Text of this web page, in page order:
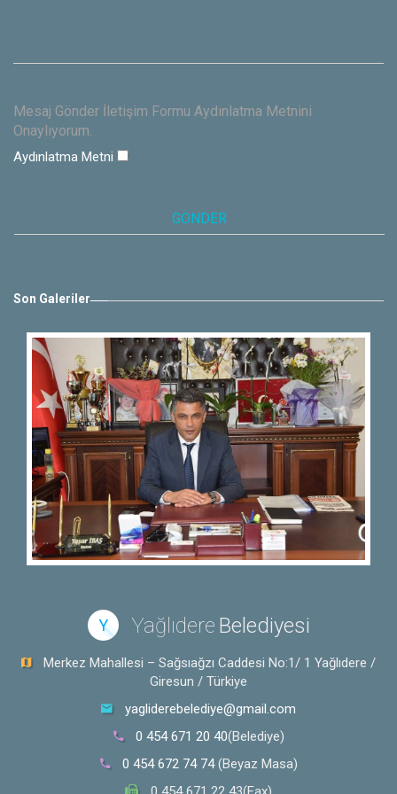
Mesaj Gönder İletişim Formu Aydınlatma Metnini
Onaylıyorum.
Aydınlatma Metni
Son Galeriler
Y Yağlıdere Belediyesi
Merkez Mahallesi – Sağsıağzı Caddesi No:1/ 1 Yağlıdere /
Giresun / Türkiye
yagliderebelediye@gmail.com
0 454 671 20 40(Belediye)
0 454 672 74 74(Beyaz Masa)